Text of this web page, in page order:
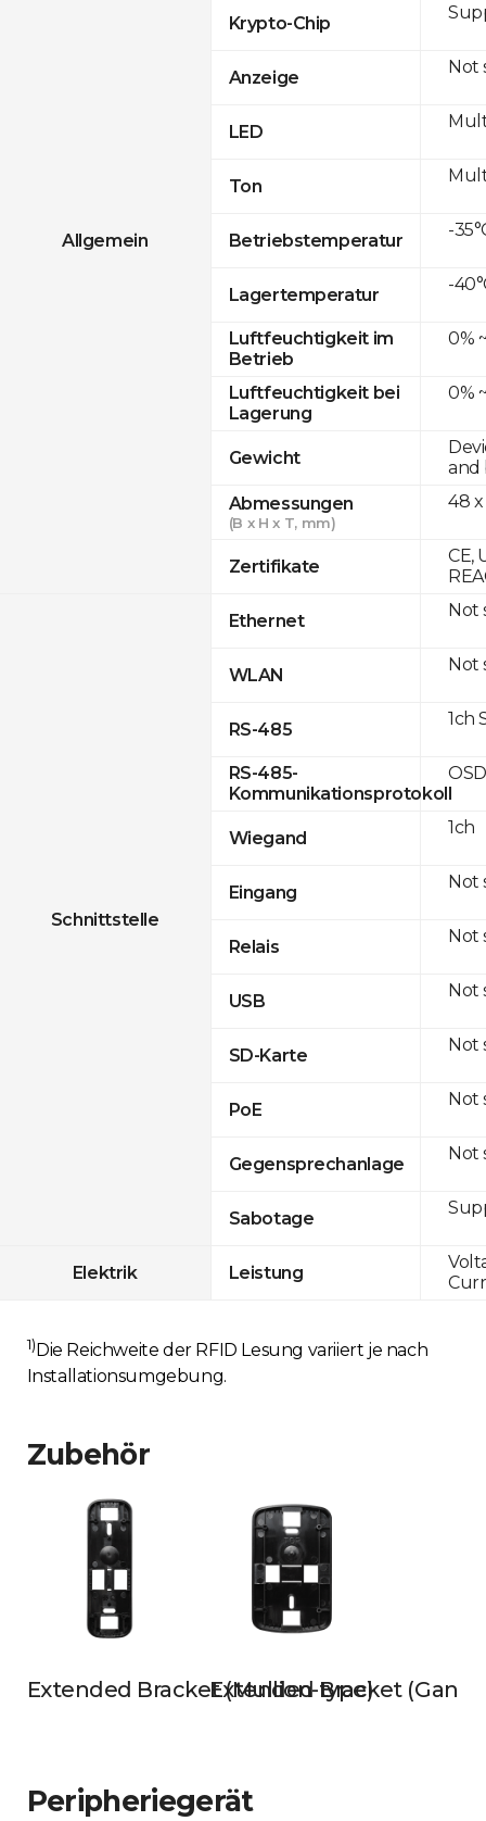
Allgemein
Krypto-Chip
Anzeige
LED
Ton
Betriebstemperatur
Lagertemperatur
Luftfeuchtigkeit im
Betrieb
Luftfeuchtigkeit bei
Lagerung
Gewicht
Abmessungen
(B x H x T, mm)
Zertifikate
Schnittstelle
Ethernet
WLAN
RS-485
RS-485-
Kommunikationsprotokoll
Wiegand
Eingang
Relais
USB
SD-Karte
PoE
Gegensprechanlage
Sabotage
Elektrik Leistung
Not
-
-
0%
0%
and
48 x
CE,
Not
Not
1ch
1ch
Not
Not
Not
Not
Not
Not
1) Die Reichweite der RFID Lesung variiert je nach
Installationsumgebung.
Zubehör
Extended Bracket (Mullion-type)
Extended Bracket
Peripheriegerät